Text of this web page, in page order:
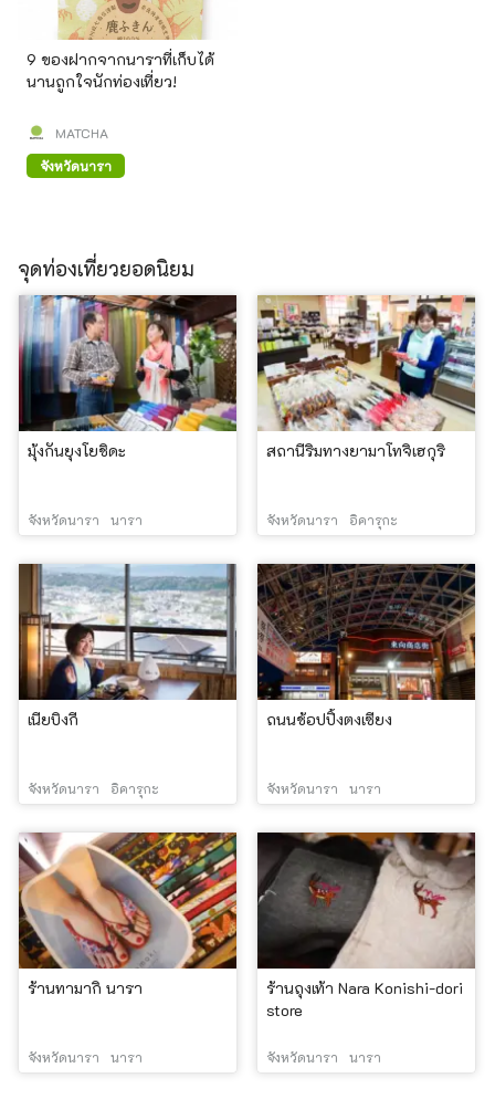
9 ของฝากจากนาราที่เก็บได้
นานถูกใจนักท่องเที่ยว!
MATCHA
จังหวัดนารา
จุดท่องเที่ยวยอดนิยม
มุ้งกันยุงโยชิดะ
จังหวัดนารา นารา
สถานีริมทางยามาโทจิเฮกุริ
จังหวัดนารา อิคารุกะ
เนียบิงกี
จังหวัดนารา อิคารุกะ
ถนนช้อปปิ้งตงเซียง
จังหวัดนารา นารา
ร้านทามากิ นารา
จังหวัดนารา นารา
ร้านถุงเท้า Nara Konishi-dori
store
จังหวัดนารา นารา